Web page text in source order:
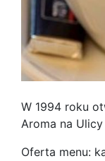
W 1994 roku
Aroma na
Oferta menu: